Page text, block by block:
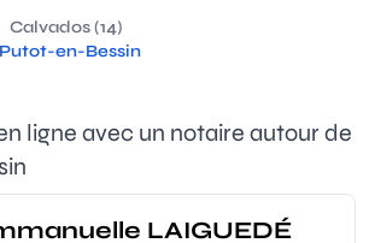
Calvados (14)
en-Bessin
ligne avec un notaire autour de
LAIGUEDÉ